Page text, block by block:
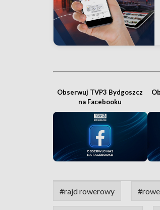
Obserwuj TVP3 Bydgoszcz
na Facebooku
#rajd rowerowy